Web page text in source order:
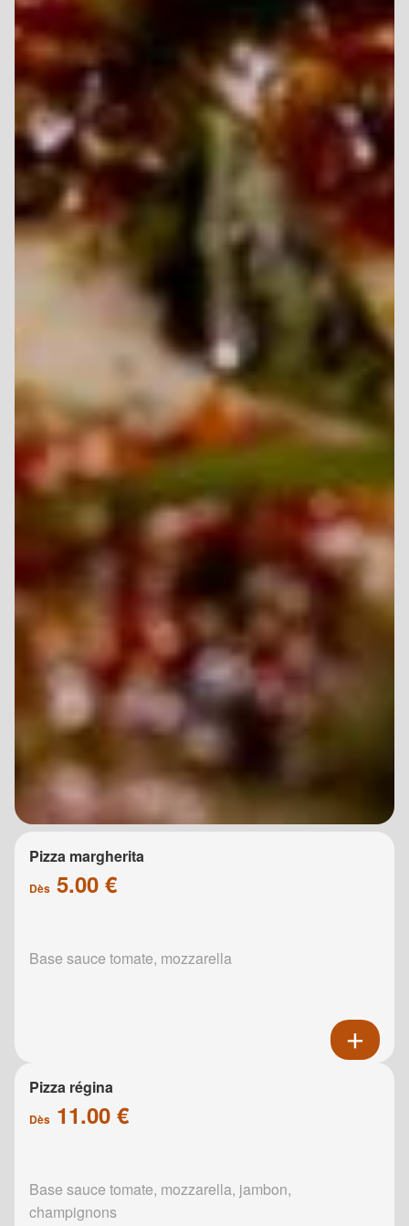
Pizza margherita
Dès 5.00 €
Base sauce tomate, mozzarella
Pizza régina
Dès 11.00 €
Base sauce tomate, mozzarella, jambon,
champignons